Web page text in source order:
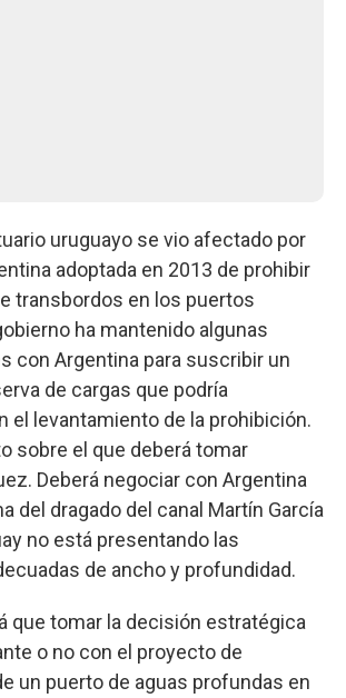
uruguayo se vio afectado por
adoptada en 2013 de prohibir
transbordos en los puertos
ha mantenido algunas
con Argentina para suscribir un
de cargas que podría
el levantamiento de la prohibición.
sobre el que deberá tomar
Deberá negociar con Argentina
del dragado del canal Martín García
no está presentando las
de ancho y profundidad.
que tomar la decisión estratégica
o no con el proyecto de
un puerto de aguas profundas en